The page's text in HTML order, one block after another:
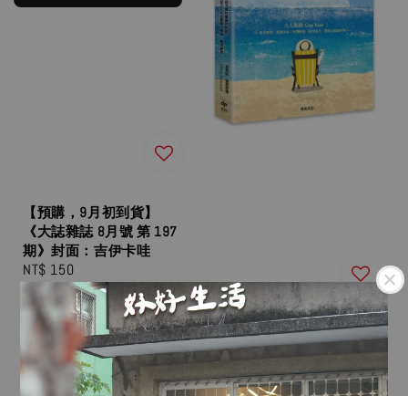
【預購，9月初到貨】
《大誌雜誌 8月號 第 197
期》封面：吉伊卡哇
Regular
NT$ 150
迷你退休：如何在不犠牲
事業的前提，勇敢放下工
作去冒險、學習、實現夢
想